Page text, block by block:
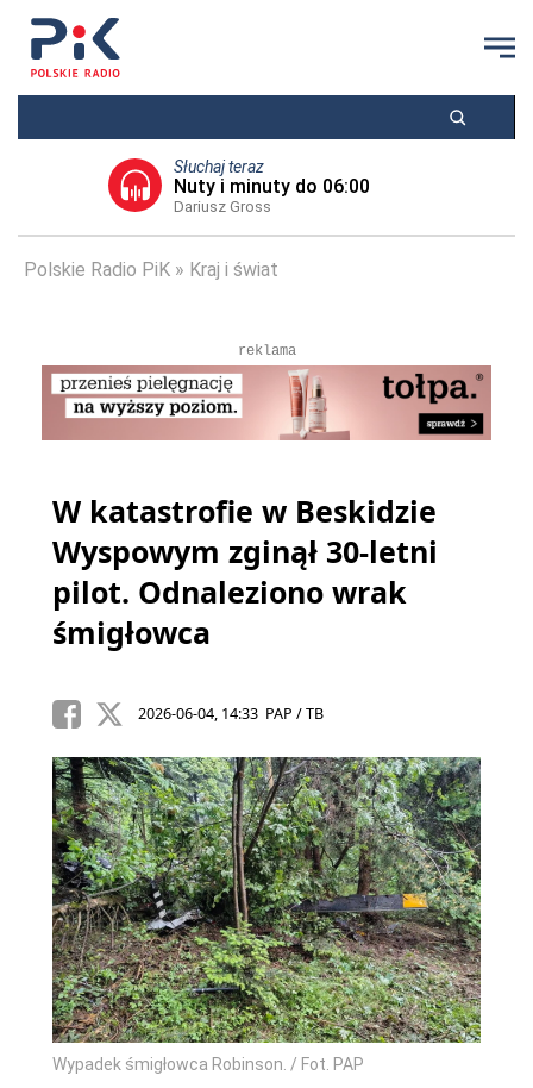
Słuchaj teraz
Nuty i minuty do 06:00
Dariusz Gross
Polskie Radio PiK Kraj i świat
reklama
W katastrofie w Beskidzie
Wyspowym zginął 30-letni
pilot. Odnaleziono wrak
śmigłowca
2026-06-04, 14:33 PAP / TB
Wypadek śmigłowca Robinson. / Fot. PAP